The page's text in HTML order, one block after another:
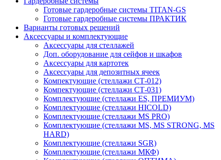
Готовые гардеробные системы TITAN-GS
Готовые гардеробные системы ПРАКТИК
Варианты готовых решений
Аксессуары и комплектующие
Аксессуары для стеллажей
Доп. оборудование для сейфов и шкафов
Аксессуары для картотек
Аксессуары для депозитных ячеек
Компектующие (стеллажи СТ-012)
Компектующие (стеллажи СТ-031)
Комплектующие (стеллажи ES, ПРЕМИУМ)
Комплектующие (стеллажи HICOLD)
Комплектующие (стеллажи MS PRO)
Комплектующие (стеллажи MS, MS STRONG, MS
HARD)
Комплектующие (стеллажи SGR)
Комплектующие (стеллажи МКФ)